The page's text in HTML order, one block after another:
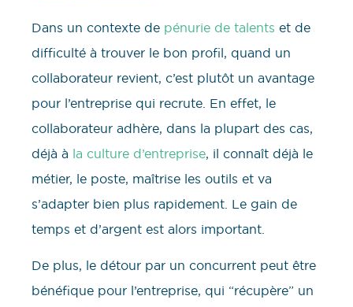
Dans un contexte de pénurie de talents et de
difficulté à trouver le bon profil, quand un
collaborateur revient, c’est plutôt un avantage
pour l’entreprise qui recrute. En effet, le
collaborateur adhère, dans la plupart des cas,
déjà à la culture d’entreprise, il connaît déjà le
métier, le poste, maîtrise les outils et va
s’adapter bien plus rapidement. Le gain de
temps et d’argent est alors important.
De plus, le détour par un concurrent peut être
bénéfique pour l’entreprise, qui “récupère” un